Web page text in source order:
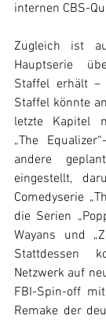
internen CBS-
Zugleich ist
Hauptserie
Staffel erhält
Staffel könnte
letzte Kapitel
„The
andere
eingestellt,
Comedyserie
die Serien
Wayans und
Stattdessen
Netzwerk auf
FBI-Spin-off
Remake der